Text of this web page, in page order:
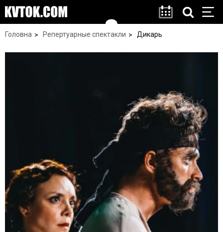
Головна Репертуарные спектакли Дикарь